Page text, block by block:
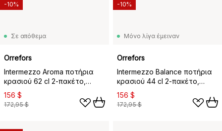
Σε απόθεμα
Orrefors
Intermezzo Aroma ποτήρια
κρασιού 62 cl 2-πακέτο,
Χρυσό
156 $
172,95 $
-10%
Μόνο λίγα έμειναν
Orrefors
Intermezzo Balance ποτήρια
κρασιού 44 cl 2-πακέτο,
Χρυσό
156 $
172,95 $
-10%